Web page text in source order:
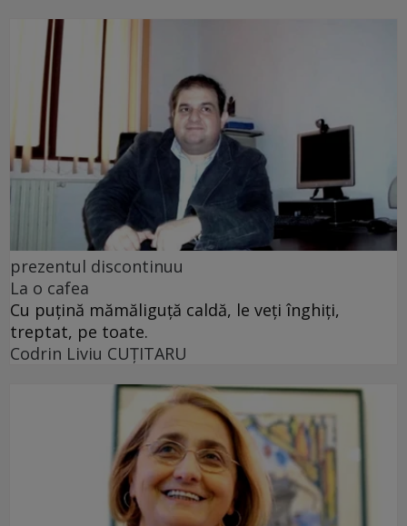
prezentul discontinuu
La o cafea
Cu puţină mămăliguţă caldă, le veţi înghiţi,
treptat, pe toate.
Codrin Liviu CUŢITARU